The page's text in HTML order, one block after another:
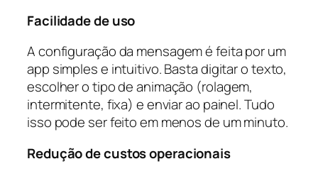
Facilidade de uso
A configuração da mensagem é feita por um
app simples e intuitivo. Basta digitar o texto,
escolher o tipo de animação (rolagem,
intermitente, fixa) e enviar ao painel. Tudo
isso pode ser feito em menos de um minuto.
Redução de custos operacionais